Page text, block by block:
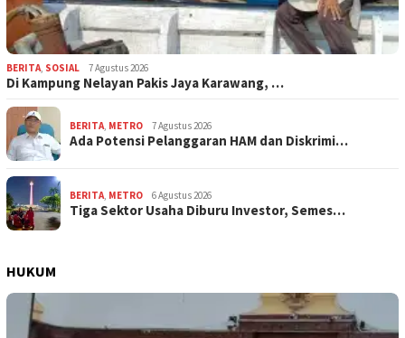
BERITA, SOSIAL 7 Agustus 2026
Di Kampung Nelayan Pakis Jaya Karawang, …
BERITA, METRO 7 Agustus 2026
Ada Potensi Pelanggaran HAM dan Diskrimi…
BERITA, METRO 6 Agustus 2026
Tiga Sektor Usaha Diburu Investor, Semes…
HUKUM